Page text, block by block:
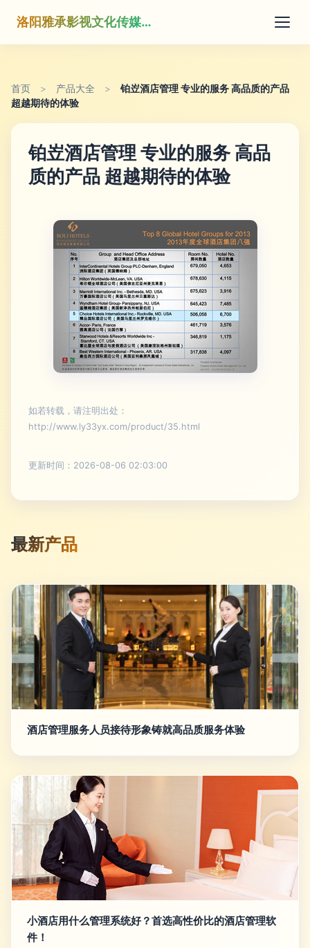
洛阳雅承影视文化传媒有限公司
首页 > 产品大全 >
铂岦酒店管理 专业的服务 高品质的产品
超越期待的体验
铂岦酒店管理 专业的服务 高品
质的产品 超越期待的体验
如若转载，请注明出处：
http://www.ly33yx.com/product/35.html
更新时间：2026-08-06 02:03:00
最新产品
酒店管理服务人员接待形象铸就高品质服务体验
小酒店用什么管理系统好？首选高性价比的酒店管理软
件！